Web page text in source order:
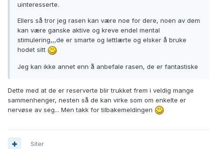
uinteresserte.
Ellers så tror jeg rasen kan være noe for dere, noen av dem
kan være ganske aktive og kreve endel mental
stimulering,,,de er smarte og lettlærte og elsker å bruke
hodet sitt
Jeg kan ikke annet enn å anbefale rasen, de er fantastiske
Dette med at de er reserverte blir trukket frem i veldig mange
sammenhenger, nesten så de kan virke som om enkelte er
nervøse av seg... Men takk for tilbakemeldingen
Siter